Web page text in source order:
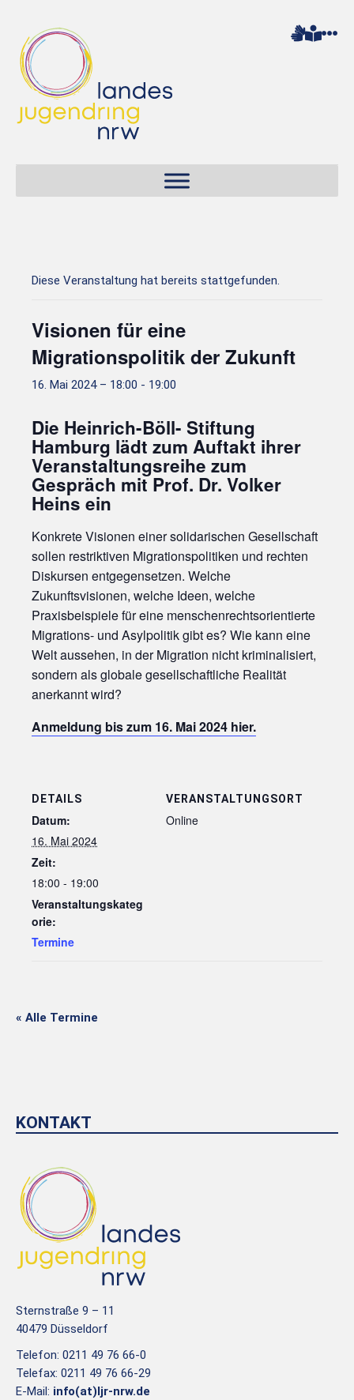
Diese Veranstaltung hat bereits stattgefunden.
Visionen für eine
Migrationspolitik der Zukunft
16. Mai 2024 – 18:00 - 19:00
Die Heinrich-Böll- Stiftung
Hamburg lädt zum Auftakt ihrer
Veranstaltungsreihe zum
Gespräch mit Prof. Dr. Volker
Heins ein
Konkrete Visionen einer solidarischen Gesellschaft
sollen restriktiven Migrationspolitiken und rechten
Diskursen entgegensetzen. Welche
Zukunftsvisionen, welche Ideen, welche
Praxisbeispiele für eine menschenrechtsorientierte
Migrations- und Asylpolitik gibt es? Wie kann eine
Welt aussehen, in der Migration nicht kriminalisiert,
sondern als globale gesellschaftliche Realität
anerkannt wird?
Anmeldung bis zum 16. Mai 2024 hier.
DETAILS
Datum:
16. Mai 2024
Zeit:
18:00 - 19:00
Veranstaltungskateg
orie:
Termine
VERANSTALTUNGSORT
Online
« Alle Termine
KONTAKT
Sternstraße 9 – 11
40479 Düsseldorf
Telefon: 0211 49 76 66-0
Telefax: 0211 49 76 66-29
E-Mail: info(at)ljr-nrw.de